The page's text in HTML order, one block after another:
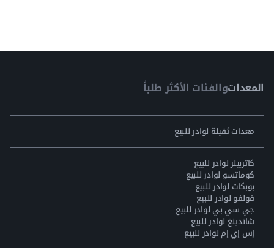
المعداتوالفئات الأكثر طلباً
معدات ثقيلة لوادر للبيع
كاتربيلر لوادر للبيع
كوماتسو لوادر للبيع
بوبكات لوادر للبيع
فولفو لوادر للبيع
جي سي بي لوادر للبيع
شاندينغ لوادر للبيع
إس إي إم لوادر للبيع